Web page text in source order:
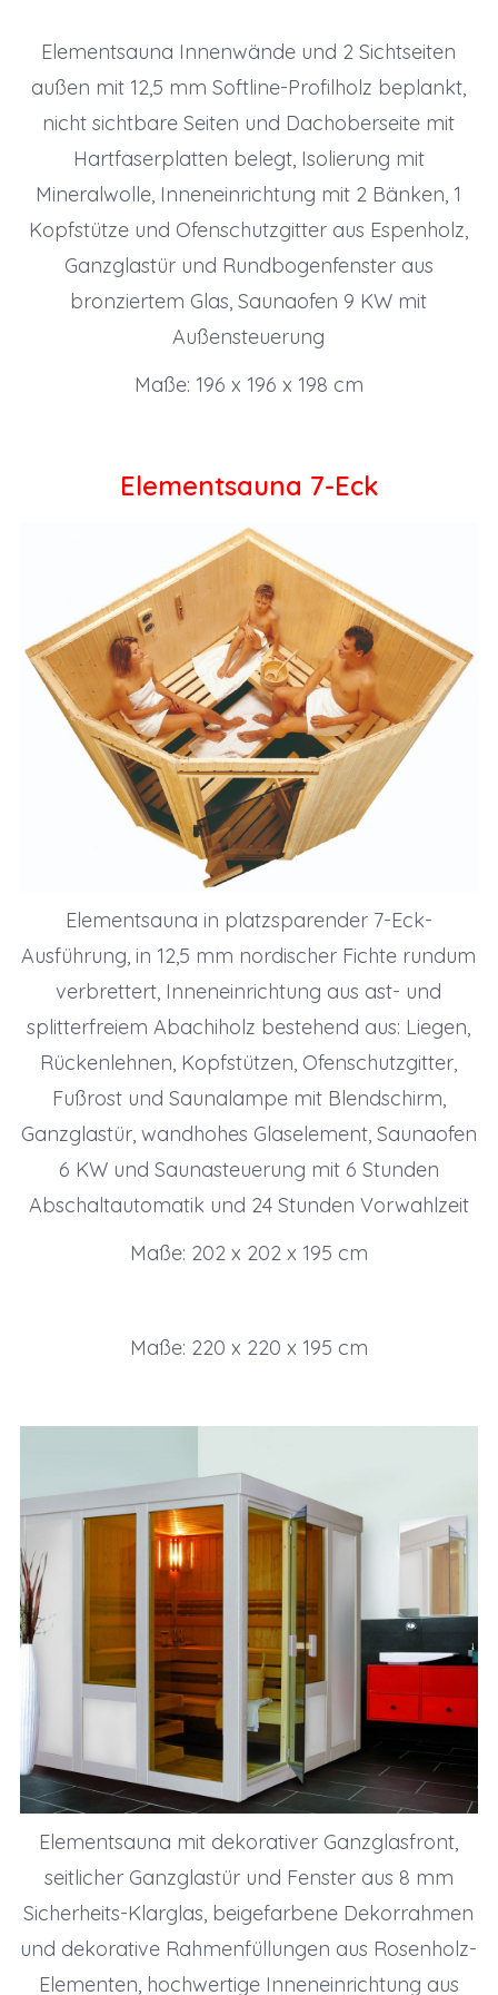
Elementsauna Innenwände und 2 Sichtseiten
außen mit 12,5 mm Softline-Profilholz beplankt,
nicht sichtbare Seiten und Dachoberseite mit
Hartfaserplatten belegt, Isolierung mit
Mineralwolle, Inneneinrichtung mit 2 Bänken, 1
Kopfstütze und Ofenschutzgitter aus Espenholz,
Ganzglastür und Rundbogenfenster aus
bronziertem Glas, Saunaofen 9 KW mit
Außensteuerung
Maße: 196 x 196 x 198 cm
Elementsauna 7-Eck
Elementsauna in platzsparender 7-Eck-
Ausführung, in 12,5 mm nordischer Fichte rundum
verbrettert, Inneneinrichtung aus ast- und
splitterfreiem Abachiholz bestehend aus: Liegen,
Rückenlehnen, Kopfstützen, Ofenschutzgitter,
Fußrost und Saunalampe mit Blendschirm,
Ganzglastür, wandhohes Glaselement, Saunaofen
6 KW und Saunasteuerung mit 6 Stunden
Abschaltautomatik und 24 Stunden Vorwahlzeit
Maße: 202 x 202 x 195 cm
Maße: 220 x 220 x 195 cm
Elementsauna mit dekorativer Ganzglasfront,
seitlicher Ganzglastür und Fenster aus 8 mm
Sicherheits-Klarglas, beigefarbene Dekorrahmen
und dekorative Rahmenfüllungen aus Rosenholz-
Elementen, hochwertige Inneneinrichtung aus